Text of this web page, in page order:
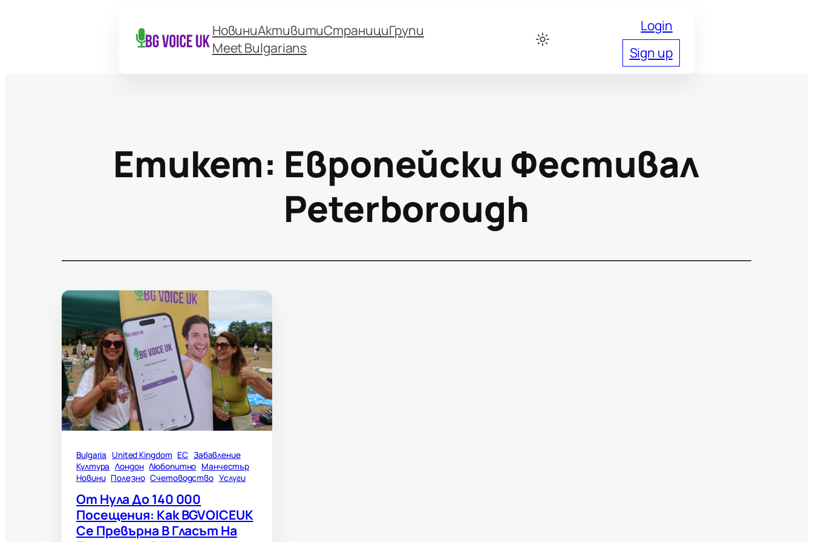
НовиниАктивитиСтранициГрупи
Meet Bulgarians
Login
Sign up
Етикет: Европейски Фестивал
Peterborough
Bulgaria United Kingdom ЕС Забавление
Култура Лондон Любопитно Манчестър
Новини Полезно Счетоводство Услуги
От Нула До 140 000
Посещения: Как BGVOICEUK
Се Превърна В Гласът На